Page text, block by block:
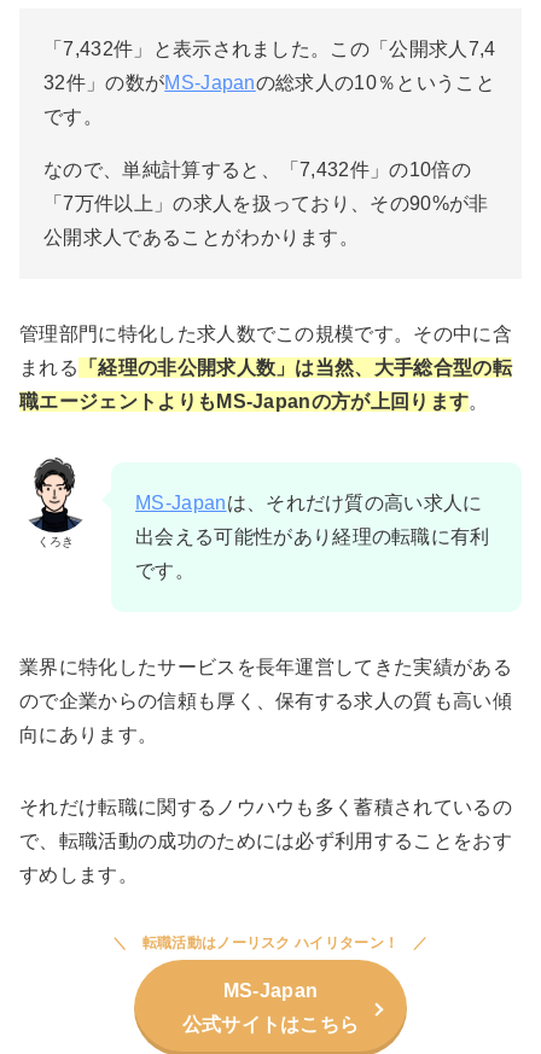
「7,432件」と表示されました。この「公開求人7,4
32件」の数がMS-Japanの総求人の10％ということ
です。
なので、単純計算すると、「7,432件」の10倍の
「7万件以上」の求人を扱っており、その90%が非
公開求人であることがわかります。
管理部門に特化した求人数でこの規模です。その中に含
まれる
「経理の非公開求人数」は当然、大手総合型の転
職エージェントよりもMS-Japanの方が上回ります。
くろき
MS-Japanは、それだけ質の高い求人に
出会える可能性があり経理の転職に有利
です。
業界に特化したサービスを長年運営してきた実績がある
ので企業からの信頼も厚く、保有する求人の質も高い傾
向にあります。
それだけ転職に関するノウハウも多く蓄積されているの
で、転職活動の成功のためには必ず利用することをおす
すめします。
転職活動はノーリスク ハイリターン！
MS-Japan
公式サイトはこちら